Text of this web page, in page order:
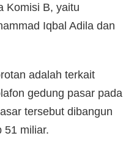
Komisi B, yaitu
Iqbal Adila dan
adalah terkait
gedung pasar pada
tersebut dibangun
51 miliar.